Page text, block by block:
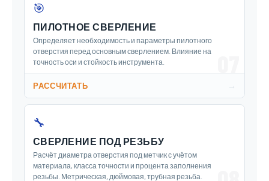
🎯
ПИЛОТНОЕ СВЕРЛЕНИЕ
Определяет необходимость и параметры пилотного
отверстия перед основным сверлением. Влияние на
точность оси и стойкость инструмента.
РАССЧИТАТЬ →
🔧
СВЕРЛЕНИЕ ПОД РЕЗЬБУ
Расчёт диаметра отверстия под метчик с учётом
материала, класса точности и процента заполнения
резьбы. Метрическая, дюймовая, трубная резьба.